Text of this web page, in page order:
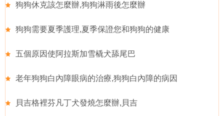
狗狗休克該怎麼辦,狗狗淋雨後怎麼辦
狗狗需要夏季護理,夏季保證您和狗狗的健康
五個原因使阿拉斯加雪橇犬舔尾巴
老年狗狗白內障眼病的治療,狗狗白內障的病因
貝吉格裡芬凡丁犬發燒怎麼辦,貝吉